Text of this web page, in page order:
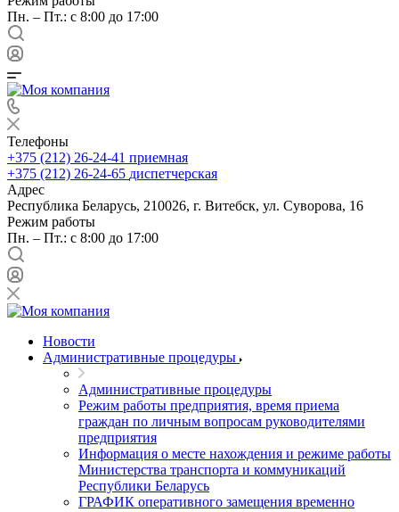
Пн. – Пт.: с 8:00 до 17:00
Телефоны
+375 (212) 26-24-41 приемная
+375 (212) 26-24-65 диспетчерская
Адрес
Республика Беларусь, 210026, г. Витебск, ул. Суворова, 16
Режим работы
Пн. – Пт.: с 8:00 до 17:00
Новости
Административные процедуры
Административные процедуры
Режим работы предприятия, время приема
граждан по личным вопросам руководителями
предприятия
Информация о месте нахождения и режиме работы
Министерства транспорта и коммуникаций
Республики Беларусь
ГРАФИК оперативного замещения временно